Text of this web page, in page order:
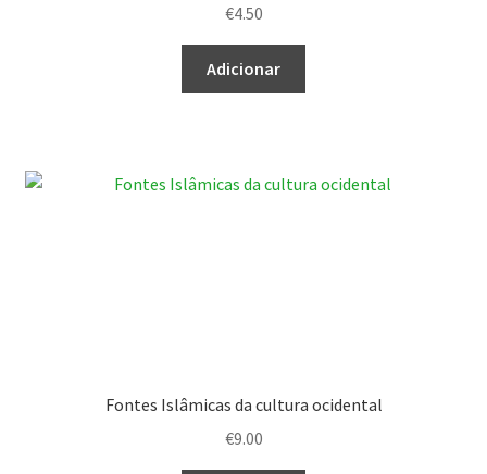
€4.50
Adicionar
Fontes Islâmicas da cultura ocidental
€9.00